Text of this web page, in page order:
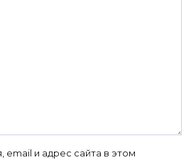
email и адрес сайта в этом